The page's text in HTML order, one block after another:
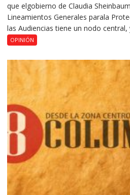
que elgobierno de Claudia
Lineamientos Generales parala
las Audiencias tiene un nodo
OPINIÓN